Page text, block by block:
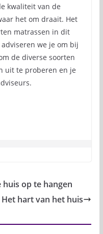
kwaliteit van de
het om draait. Het
matrassen in dit
we je om bij
de diverse soorten
uit te proberen en je
op te hangen
Het hart van het huis